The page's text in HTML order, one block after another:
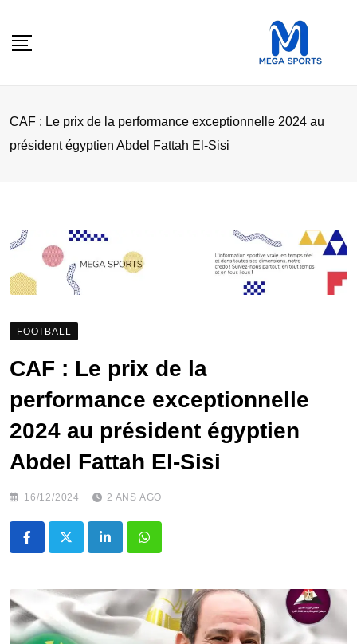
CAF : Le prix de la performance exceptionnelle 2024 au
président égyptien Abdel Fattah El-Sisi
FOOTBALL
CAF : Le prix de la
performance exceptionnelle
2024 au président égyptien
Abdel Fattah El-Sisi
16/12/2024 2 ANS AGO
LinkedInWhatsapp